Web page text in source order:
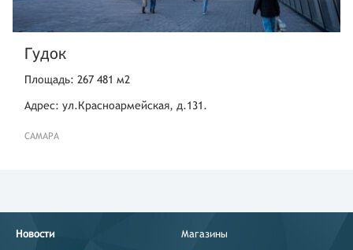
Гудок
Площадь: 267 481 м2
Адрес: ул.Красноармейская, д.131.
САМАРА
Новости
Магазины